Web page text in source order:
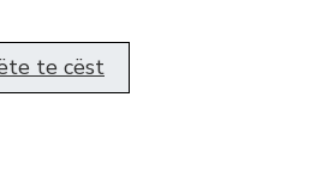
te cëst